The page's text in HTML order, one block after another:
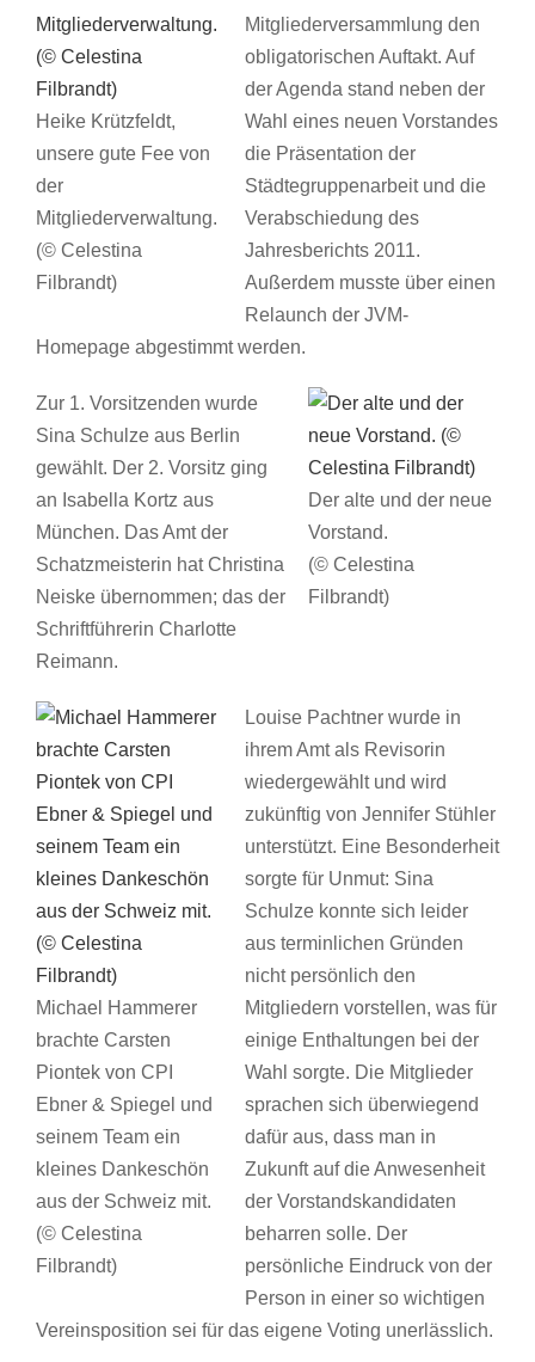
Heike Krützfeldt,
unsere gute Fee von
der
Mitgliederverwaltung.
(© Celestina
Filbrandt)
Mitgliederversammlung den
obligatorischen Auftakt. Auf
der Agenda stand neben der
Wahl eines neuen Vorstandes
die Präsentation der
Städtegruppenarbeit und die
Verabschiedung des
Jahresberichts 2011.
Außerdem musste über einen
Relaunch der JVM-
Homepage abgestimmt werden.
Der alte und der neue
Vorstand.
(© Celestina
Filbrandt)
Zur 1. Vorsitzenden wurde
Sina Schulze aus Berlin
gewählt. Der 2. Vorsitz ging
an Isabella Kortz aus
München. Das Amt der
Schatzmeisterin hat Christina
Neiske übernommen; das der
Schriftführerin Charlotte
Reimann.
Michael Hammerer
brachte Carsten
Piontek von CPI
Ebner & Spiegel und
seinem Team ein
kleines Dankeschön
aus der Schweiz mit.
(© Celestina
Filbrandt)
Louise Pachtner wurde in
ihrem Amt als Revisorin
wiedergewählt und wird
zukünftig von Jennifer Stühler
unterstützt. Eine Besonderheit
sorgte für Unmut: Sina
Schulze konnte sich leider
aus terminlichen Gründen
nicht persönlich den
Mitgliedern vorstellen, was für
einige Enthaltungen bei der
Wahl sorgte. Die Mitglieder
sprachen sich überwiegend
dafür aus, dass man in
Zukunft auf die Anwesenheit
der Vorstandskandidaten
beharren solle. Der
persönliche Eindruck von der
Person in einer so wichtigen
Vereinsposition sei für das eigene Voting unerlässlich.